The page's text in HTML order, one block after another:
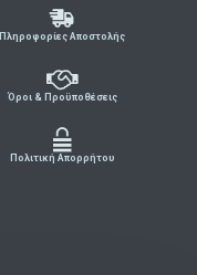
Πληροφορίες Αποστολής
Όροι & Προϋποθέσεις
Πολιτική Απορρήτου